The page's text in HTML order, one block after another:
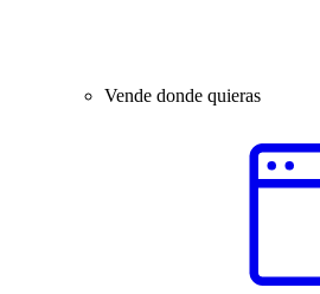
Vende donde quieras